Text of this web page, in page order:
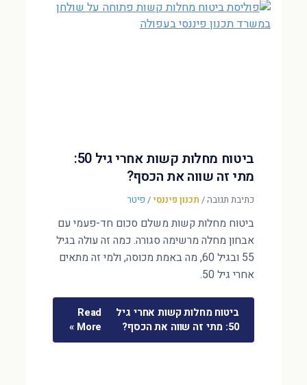
ביטוח מחלות קשות אחרי גיל 50:
מתי זה שווה את הכסף?
כתיבת תגובה/ תכנון פיננסי/ פיטר
ביטוח מחלות קשות משלם סכום חד-פעמי עם
אבחון מחלה מרשימה סגורה. כמה זה עולה בגיל
55 ובגיל 60, מה באמת מכוסה, ולמי זה מתאים
אחרי גיל 50.
ביטוח מחלות קשות אחרי גיל
50: מתי זה שווה את הכסף?
Read
More »